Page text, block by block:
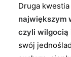
Druga
największym
czyli wilgocią
swój